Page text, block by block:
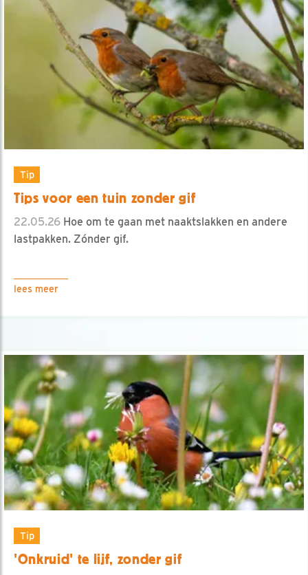
Tip
Tips voor een tuin zonder gif
22.05.26 Hoe om te gaan met naaktslakken en andere
lastpakken. Zónder gif.
lees meer
Tip
'Onkruid' te lijf, zonder gif